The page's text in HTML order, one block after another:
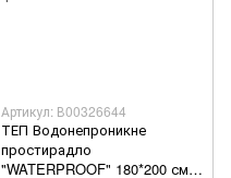
Артикул: В00326644
ТЕП Водонепроникне
простирадло
"WATERPROOF" 180*200 см